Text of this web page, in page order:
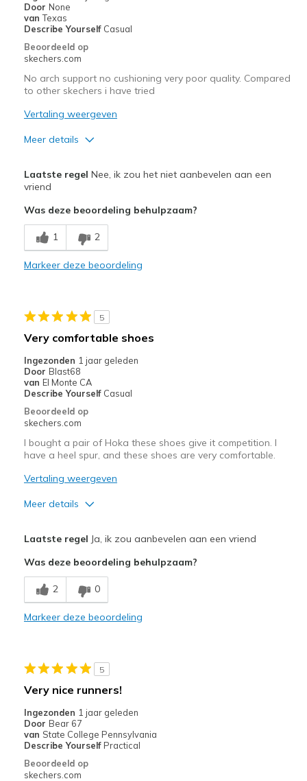
Door None
van Texas
Describe Yourself Casual
Beoordeeld op
skechers.com
No arch support no cushioning very poor quality. Compared
to other skechers i have tried
Vertaling weergeven
Meer details
Poor Cushioning
View On Shoes Shoes are for Wearing
Laatste regel Nee, ik zou het niet aanbevelen aan een
vriend
Was deze beoordeling behulpzaam?
1 2
Markeer deze beoordeling
5
Very comfortable shoes
Ingezonden 1 jaar geleden
Door Blast68
van El Monte CA
Describe Yourself Casual
Beoordeeld op
skechers.com
I bought a pair of Hoka these shoes give it competition. I
have a heel spur, and these shoes are very comfortable.
Vertaling weergeven
Meer details
Breathe Well
Comfortable
Width
Feels true to width
Sizing
Feels true to size
View On Shoes
Laatste regel Ja, ik zou aanbevelen aan een vriend
Was deze beoordeling behulpzaam?
2 0
Markeer deze beoordeling
5
Very nice runners!
Ingezonden 1 jaar geleden
Door Bear 67
van State College Pennsylvania
Describe Yourself Practical
Beoordeeld op
skechers.com